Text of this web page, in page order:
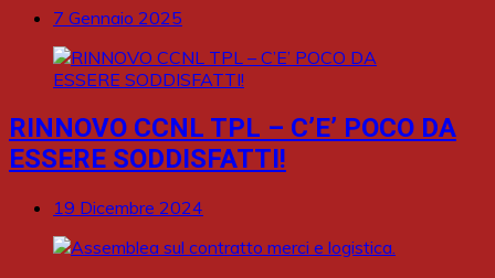
7 Gennaio 2025
RINNOVO CCNL TPL – C’E’ POCO DA
ESSERE SODDISFATTI!
19 Dicembre 2024